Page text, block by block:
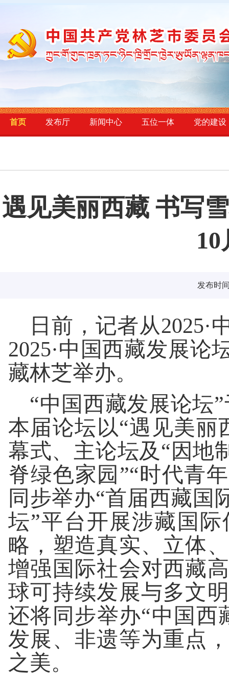
首页 发布厅 新闻中心 五位一体 党的建设
遇见美丽西藏 书写
发布时
日前，记者从
2025·中国西藏发展论
藏林芝举办。
“中国西藏发展论坛
本届论坛以“遇见美
幕式、主论坛及“因地
脊绿色家园”“时代青
同步举办“首届西藏国
坛”平台开展涉藏国
略，塑造真实、立体
增强国际社会对西藏
球可持续发展与多文
还将同步举办“中国西
发展、非遗等为重点
之美。